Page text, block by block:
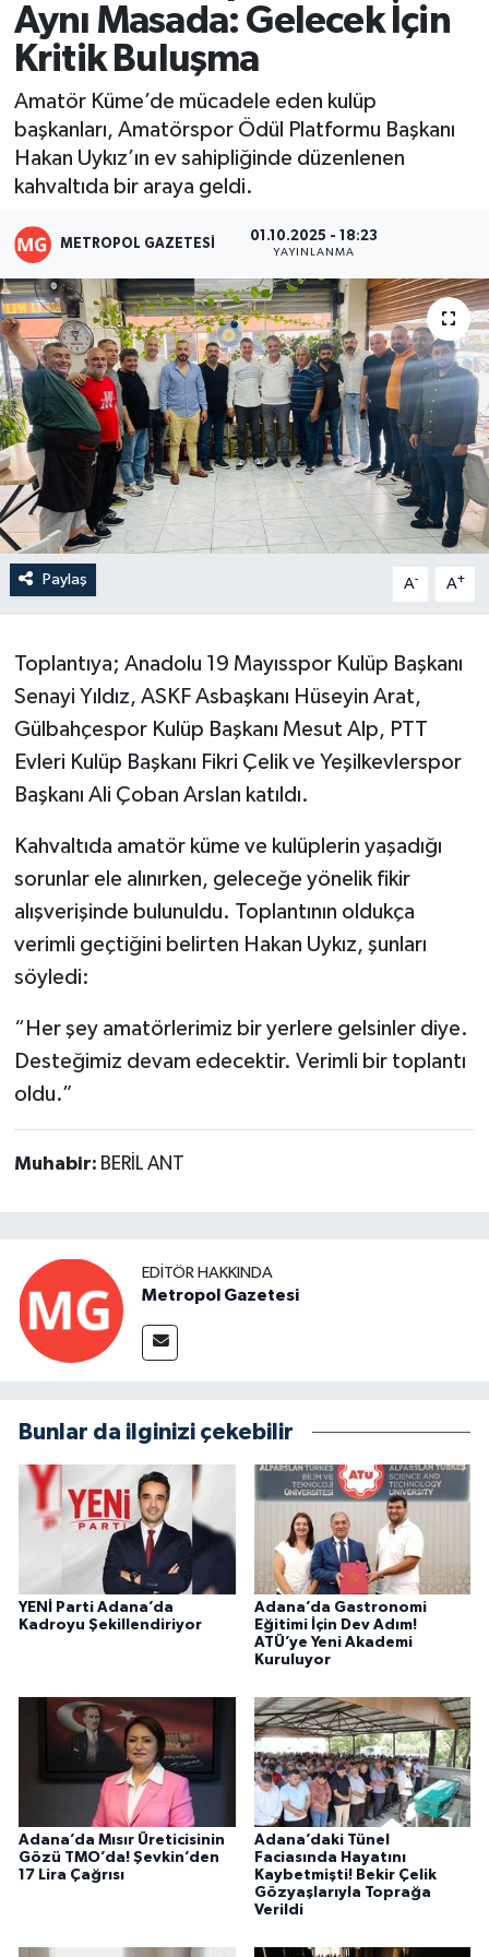
Aynı Masada: Gelecek İçin
Kritik Buluşma
Amatör Küme’de mücadele eden kulüp
başkanları, Amatörspor Ödül Platformu Başkanı
Hakan Uykız’ın ev sahipliğinde düzenlenen
kahvaltıda bir araya geldi.
METROPOL GAZETESI 01.10.2025 - 18:23
YAYINLANMA
Paylaş A- A+
Toplantıya; Anadolu 19 Mayısspor Kulüp Başkanı
Senayi Yıldız, ASKF Asbaşkanı Hüseyin Arat,
Gülbahçespor Kulüp Başkanı Mesut Alp, PTT
Evleri Kulüp Başkanı Fikri Çelik ve Yeşilkevlerspor
Başkanı Ali Çoban Arslan katıldı.
Kahvaltıda amatör küme ve kulüplerin yaşadığı
sorunlar ele alınırken, geleceğe yönelik fikir
alışverişinde bulunuldu. Toplantının oldukça
verimli geçtiğini belirten Hakan Uykız, şunları
söyledi:
“Her şey amatörlerimiz bir yerlere gelsinler diye.
Desteğimiz devam edecektir. Verimli bir toplantı
oldu.”
Muhabir: BERİL ANT
EDITÖR HAKKINDA
Metropol Gazetesi
Bunlar da ilginizi çekebilir
YENİ Parti Adana’da
Kadroyu Şekillendiriyor
Adana’da Gastronomi
Eğitimi İçin Dev Adım!
ATÜ’ye Yeni Akademi
Kuruluyor
Adana’da Mısır Üreticisinin
Gözü TMO’da! Şevkin’den
17 Lira Çağrısı
Adana’daki Tünel
Faciasında Hayatını
Kaybetmişti! Bekir Çelik
Gözyaşlarıyla Toprağa
Verildi
Resmi İlanlar